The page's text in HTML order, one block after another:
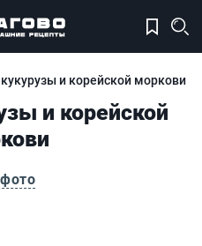
и корейской моркови
и корейской